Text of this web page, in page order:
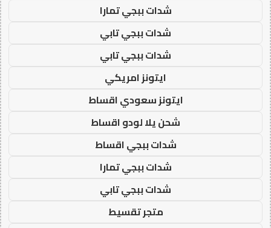
شدات ببجي تمارا
شدات ببجي تابي
شدات ببجي تابي
ايتونز امريكي
ايتونز سعودي اقساط
شحن يلا لودو اقساط
شدات ببجي اقساط
شدات ببجي تمارا
شدات ببجي تابي
متجر تقسيط